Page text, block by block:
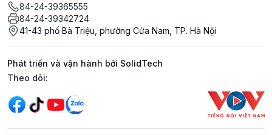
84-24-39365555
84-24-39342724
41-43 phố Bà Triệu, phường Cửa Nam, TP. Hà Nội
Phát triển và vận hành bởi SolidTech
Mạng xã hội
Theo dõi: